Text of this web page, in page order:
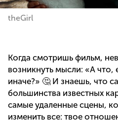
theGirl
Когда смотришь фильм,
возникнуть мысли: «А что,
иначе?» 🤔 И знаешь, что
большинства известных
самые удаленные сцены,
изменить все: твое